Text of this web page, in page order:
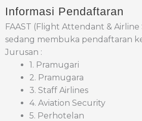
Informasi Pendaftaran
FAAST (Flight Attendant & Airline
sedang membuka pendaftaran
Jurusan :
1. Pramugari
2. Pramugara
3. Staff Airlines
4. Aviation Security
5. Perhotelan